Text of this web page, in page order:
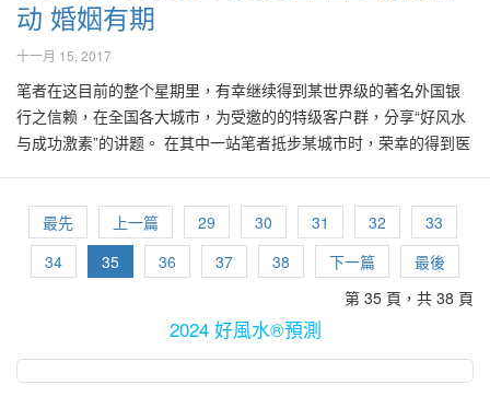
路口比比皆是，会为面对十字路口的商业大厦以及家宅制造不少煞
气与麻烦。也因为如此，一般人多尽量避免选择面对十字路口的房
产。 如果面对十字路口的高楼的设计欠佳，更加容易导致一连串风
水欠佳的凶恶效果。有不少风水不佳的建筑物，如面对路冲、天斩
杀、灯柱等，一般的正规行业皆难以生存。然而有不少个案，风水
不佳、阴气重的商业大厦，偏门生意却可以蒸蒸日上！大家印象中
请教有经验以及口碑佳的风水老师以商对策，把外围可能原有的负
面风水元素之效应减低。然而各师各法，每一位老师的风水处理方
式可能不一样，因此效果也未必能相提并论。 扇形大池挡煞气 此栋
高楼的外围与内部设计欠佳，不但带来许多内部以及外围的风水负
面因素，影响内局也可能为其他、尤其是对面的商业大楼带来煞
有修路、建筑或内部装修的一幕。在新葡京赌场那儿也一样，一年
到头都有在进行室内装修的工程。有很多风水大师解释，其“装修”的
寓意是广东话的谐音“庄收”，即赌桌上庄家赢而收钱之意。 笔者最
近曾到韩国首尔的赌场参观，其建筑物外部也是大量使用尖锐的设
计。其基本格局也有后有靠山、明堂开阳并有活水小溪，左右有青
龙、白虎收气的格局，气势非凡！然而赌场后的酒店靠山，其玻璃
凶猛又冷血的杀手守卫着赌场范围，的确令人望而生畏，心生寒
意！ 有人妙想天开，如果能够参透个中风水玄机，依样画葫芦地应
用在自己的家居或公司，那岂不是也一样能像赌场般发大财了
吗？！ 其实赌场是属于偏门的生意，因此其风水设计大多是趋向比
较“阴”、“利”、“重”或“险”方面的设计与应用。也有人说，除了应用一
只是风水格局而已。 普罗大众的家居或公司的好风水设计，必须符
只是进入今年初后，才出现异常现象，请大师指点！” 笔者告诉小
张：“你在此厨房位里放置如此偌大的水池，不但阻碍家人的行动、
导致不便，其流水声也制造了声煞，尤其是对家中老人家的健康不
利！声煞由属水的耳朵导入体内后，扰人情绪。表为耳朵、里为肾
脏，当耳朵接受到不良因素时，会间接地影响老人家的肾脏系统。
当肾脏功能受到负面影响时，极有可能诱发其他病变如糖尿病，因
破败！” 笔者补充说。 再加上在2013年里，西南方位有二黑病符星
莅临，在此位置放动水摆设，催动凶气，必然凶上加凶！难怪在这
几个月来，家人出入医院与诊所无数次！ 八运期间，在西南坤位放
置水池，是属于比较简单、即玄空大卦的一般水法。然而摆设时也
必须兼顾其他的风水条件与禁忌。 尤其是在室内摆设动水摆设，必
议客户必须每一年检查摆放位置，以免触动煞气！
主容易诱发有关肠胃、肝胆等疾病恣虐。属土的二黑星飞入东方，
流行性病症如蚊症、手足口等疾病在各国之东方、尤其是热带地区
恣孽，许多人避之唯恐不及。小孩或婴儿、尤其是女婴以及老年女
性易患疾病或灾厄，必须妥善照顾家中幼小与老孺。 流年五黄星飞
落西北乾方，老年男性需加以留意头、肺部以及呼吸系统之症，万
不可掉以轻心！ 好风水根据2014年之立春日八字以及流年卦象之
与良好管理之下，仍会有所斩获。骏马必须觅得伯乐才能发挥所
长，因此要真正在2014年里得财获利，必须聪明地选择与优质伙伴
合作无间，或觅得命中贵人得以扶持。借助贵人之力量，必能趋吉
避凶，更上一层楼！ 2014之好风水关键字为“贵多一点”，并把该年
曾为“贵气年” (The Noble Year)。好风水预测在此年里百物之价格皆
地、物业、房产，好风水预见有高楼滞销、房产价格调整之现象。
结婚的大好年！384天其实与风水、易经里的64卦、384爻有直接的
连带关系，因此易经、风水、择日学等，是绝对是有科学系统的！
笔者听闻早在去年年中开始，许多的婚姻注册中心提供在当天注册
结婚的名额早已经爆满！ 这是因为农历年十五元宵节与西方的情人
节落在同一天，是可遇而不可求的！在记忆中，上一次的相似情
况，是在19年前的1995年！ 按阴历和阳历的规律，其公约数是19
据记录，在1938、1957、1976、1995年里，农历年的十五元宵节
与西方的情人节皆落在同一天，而下一次的相似重逢，将是在2033
年！因此在这实属难得的日子里，除了在往后容易记忆外，对许多
人来说，它也带有许多美好的吉祥意义。 一些人也认为，两个情意
绵绵的大好日子，对热恋中的男女可以省下额外开销，因为不必分
儿，大家能省就省，皆大欢喜！ 对商家来说，华人的传统元宵情人
动 婚姻有期
十一月 15, 2017
笔者在这目前的整个星期里，有幸继续得到某世界级的著名外国银
行之信赖，在全国各大城市，为受邀的的特级客户群，分享“好风水
与成功激素”的讲题。 在其中一站笔者抵步某城市时，荣幸的得到医
她表达万二分的谢意。咱们也互相交流近期的个人动向，以及各种
有趣的人生经历。 闲聊中笔者突然提到大约在一年前，在她穿针引
线下所介绍认识、并要求笔者帮助催动其桃花运的某位女性朋友之
近况。 正在开着车的医生好友，突然转过头并笑着脸告诉笔者：
“噢，我最近真的太忙了！其实我早就应该告诉你的了！我的那位好
感，尤其当日是在东西方情人节交汇之前夕。 于是笔者马上追问：
最先 上一篇 29 30 31 32
33
34
35 36 37 38 下一篇
最後
第 35 頁，共 38 頁
2024 好風水®預測